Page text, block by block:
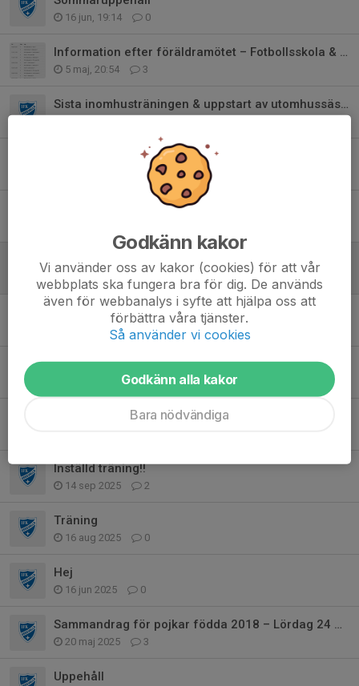
16 jun, 19:14 0
Information efter föräldramötet – Fotbollsskola & P2019
5 maj, 20:54 3
Sista inomhusträningen & uppstart av utomhussäsongen ⚽
Jul och nyårsuppehåll
Inställd träning
26 nov 2025
30 okt 2025
Inomhusträning
28 sep 2025 0
Inställd träning!!
14 sep 2025 2
Träning
16 aug 2025 0
Hej
16 jun 2025 0
Sammandrag för pojkar födda 2018 – Lördag 24 maj
20 maj 2025 3
Uppehåll
Godkänn kakor
Vi använder oss av kakor (cookies) för att vår
webbplats ska fungera bra för dig. De används
även för webbanalys i syfte att hjälpa oss att
förbättra våra tjänster.
Så använder vi cookies
Godkänn alla kakor
Bara nödvändiga